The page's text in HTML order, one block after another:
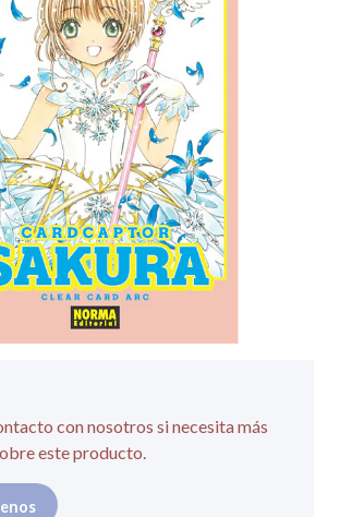
con nosotros si necesita más
este producto.